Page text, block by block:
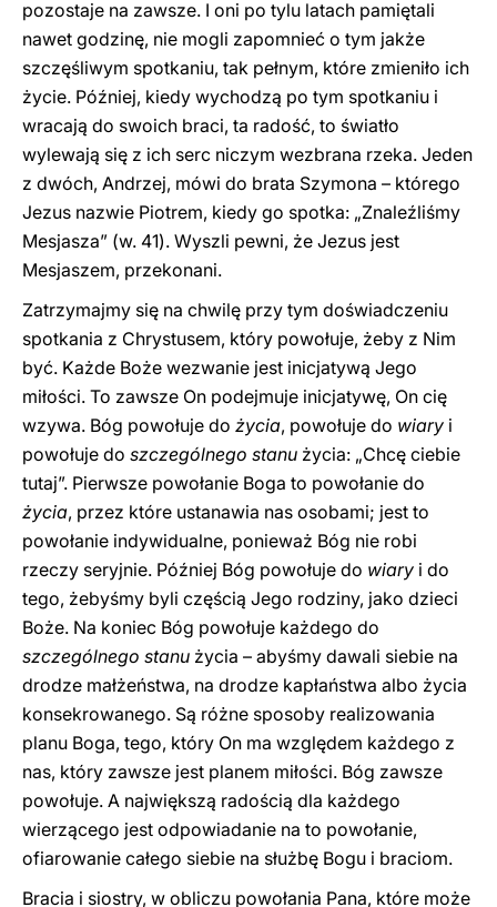
pozostaje na zawsze. I oni po tylu latach pamiętali
nawet godzinę, nie mogli zapomnieć o tym jakże
szczęśliwym spotkaniu, tak pełnym, które zmieniło ich
życie. Później, kiedy wychodzą po tym spotkaniu i
wracają do swoich braci, ta radość, to światło
wylewają się z ich serc niczym wezbrana rzeka. Jeden
z dwóch, Andrzej, mówi do brata Szymona – którego
Jezus nazwie Piotrem, kiedy go spotka: „Znaleźliśmy
Mesjasza” (w. 41). Wyszli pewni, że Jezus jest
Mesjaszem, przekonani.
Zatrzymajmy się na chwilę przy tym doświadczeniu
spotkania z Chrystusem, który powołuje, żeby z Nim
być. Każde Boże wezwanie jest inicjatywą Jego
miłości. To zawsze On podejmuje inicjatywę, On cię
wzywa. Bóg powołuje do życia, powołuje do wiary i
powołuje do szczególnego stanu życia: „Chcę ciebie
tutaj”. Pierwsze powołanie Boga to powołanie do
życia, przez które ustanawia nas osobami; jest to
powołanie indywidualne, ponieważ Bóg nie robi
rzeczy seryjnie. Później Bóg powołuje do wiary i do
tego, żebyśmy byli częścią Jego rodziny, jako dzieci
Boże. Na koniec Bóg powołuje każdego do
szczególnego stanu życia – abyśmy dawali siebie na
drodze małżeństwa, na drodze kapłaństwa albo życia
konsekrowanego. Są różne sposoby realizowania
planu Boga, tego, który On ma względem każdego z
nas, który zawsze jest planem miłości. Bóg zawsze
powołuje. A największą radością dla każdego
wierzącego jest odpowiadanie na to powołanie,
ofiarowanie całego siebie na służbę Bogu i braciom.
Bracia i siostry, w obliczu powołania Pana, które może